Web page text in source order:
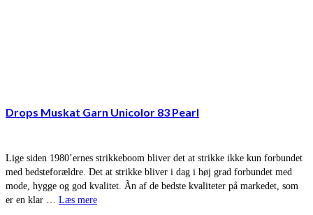
Drops Muskat Garn Unicolor 83 Pearl
Lige siden 1980’ernes strikkeboom bliver det at strikke ikke kun forbundet
med bedsteforældre. Det at strikke bliver i dag i høj grad forbundet med
mode, hygge og god kvalitet. Ãn af de bedste kvaliteter på markedet, som
er en klar … Læs mere